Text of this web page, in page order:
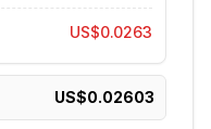
US$0.0263
US$0.02603